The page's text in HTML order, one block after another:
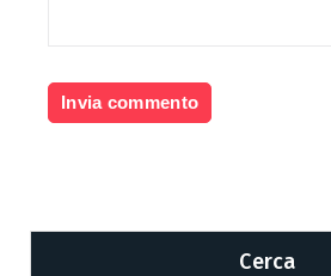
Cerca